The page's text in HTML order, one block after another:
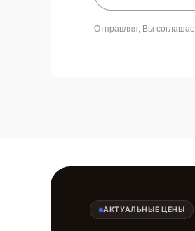
Отправляя, Вы
АКТУАЛЬНЫЕ ЦЕНЫ